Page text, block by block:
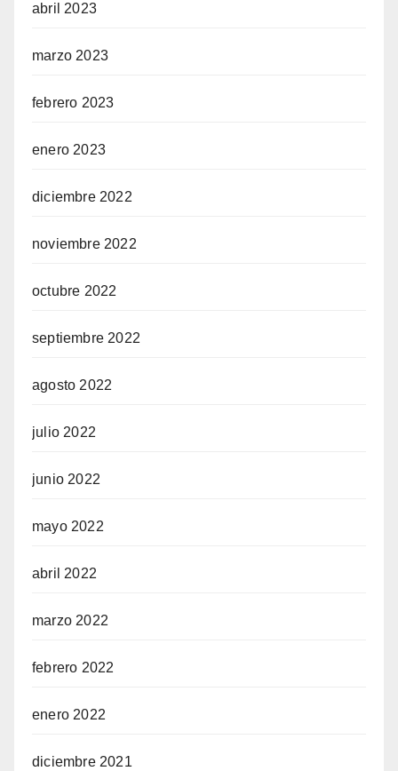
abril 2023
marzo 2023
febrero 2023
enero 2023
diciembre 2022
noviembre 2022
octubre 2022
septiembre 2022
agosto 2022
julio 2022
junio 2022
mayo 2022
abril 2022
marzo 2022
febrero 2022
enero 2022
diciembre 2021